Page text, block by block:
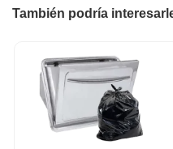
También podría